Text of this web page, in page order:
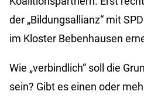
der „Bildungsallianz“ mit
im Kloster Bebenhausen
Wie „verbindlich“ soll die
sein? Gibt es einen oder